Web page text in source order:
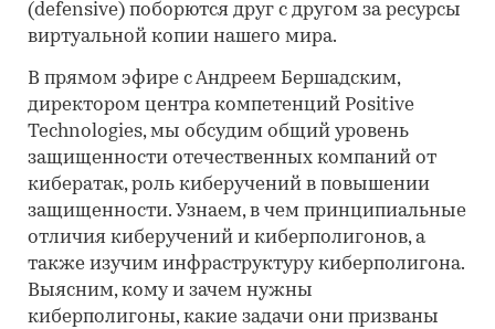
(defensive) поборются друг с другом за ресурсы
виртуальной копии нашего мира.
В прямом эфире с Андреем Бершадским,
директором центра компетенций Positive
Technologies, мы обсудим общий уровень
защищенности отечественных компаний от
кибератак, роль киберучений в повышении
защищенности. Узнаем, в чем принципиальные
отличия киберучений и киберполигонов, а
также изучим инфраструктуру киберполигона.
Выясним, кому и зачем нужны
киберполигоны, какие задачи они призваны